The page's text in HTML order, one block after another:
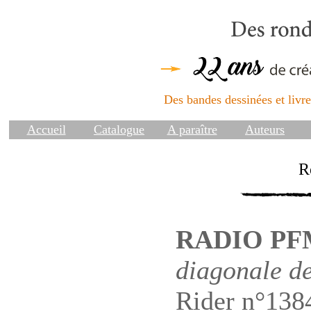
Des bandes dessinées et
Accueil Catalogue A paraître Auteurs
RADIO
diagonale
Rider